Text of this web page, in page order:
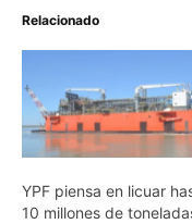
Relacionado
YPF piensa en licuar
10 millones de